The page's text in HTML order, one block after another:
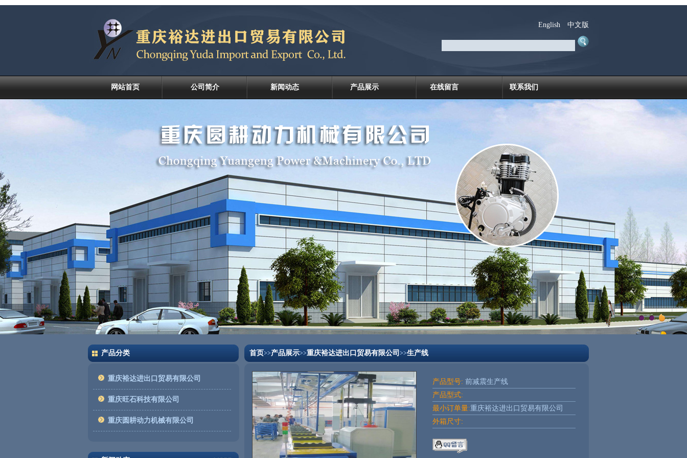
English 中文版
网站首页 公司简介 新闻动态 产品展示 在线留言 联系我们
产品分类
重庆裕达进出口贸易有限公司
重庆旺石科技有限公司
重庆圆耕动力机械有限公司
首页>>产品展示>>重庆裕达进出口贸易有限公司 >>生产线
产品型号: 前减震生产线
产品型式:
最小订单量:重庆裕达进出口贸易有限公司
外箱尺寸: